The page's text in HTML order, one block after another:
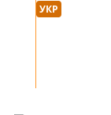
Мова сайту :
УКР